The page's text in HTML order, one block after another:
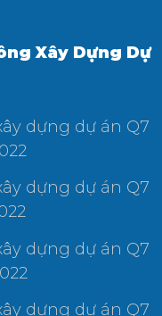
Xây Dựng Dự
dựng dự án Q7
dựng dự án Q7
dựng dự án Q7
dựng dự án Q7